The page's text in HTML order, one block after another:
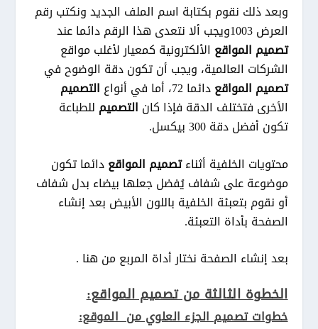
وبعد ذلك نقوم بكتابة اسم الملف الجديد ونكتب رقم
العرض 1003ويجب ألا نتعدى هذا الرقم دائما عند
تصميم المواقع الألكترونية كمعيار لأغلب مواقع
الشركات العالمية، ويجب أن تكون دقة الوضوح في
تصميم المواقعدائما 72، أما في أنواع
التصميم
الأخرى فتختلف الدقة فإذا كان التصميم للطباعة
تكون أفضل دقة 300 بيكسل.
محتويات الخلفية أثناءتصميم المواقعدائما تكون
موضوعة على شفاف يُفضل جعلها بيضاء بدل شفاف
أو نقوم بتعبئة الخلفية باللون الأبيض بعد إنشاء
الصفحة بأداة التعبئة.
بعد إنشاء الصفحة نختار أداة المربع من هنا .
الخطوة الثالثة من تصميم المواقع:
خطوات تصميم الجزء العلوي من الموقع: